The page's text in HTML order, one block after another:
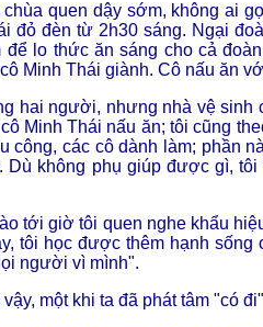
chùa quen dậy sớm, không ai
đỏ đèn từ 2h30 sáng. Ngại
để lo thức ăn sáng cho cả
Minh Thái giành. Cô nấu ăn
hai người, nhưng nhà vệ
Minh Thái nấu ăn; tôi cũng
công, các cô dành làm; phần
Dù không phụ giúp được gì,
tới giờ tôi quen nghe khẩu
tôi học được thêm hạnh
người vì mình".
vậy, một khi ta đã phát tâm "có